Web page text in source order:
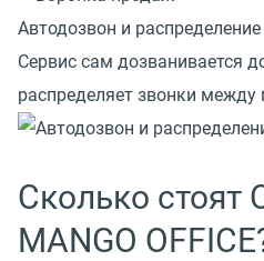
Автодозвон и
Сервис сам дозванивается
распределяет звонки
Сколько стоят
MANGO